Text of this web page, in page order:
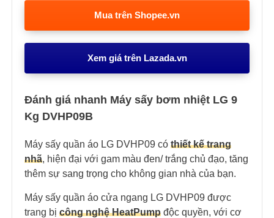
Mua trên Shopee.vn
Xem giá trên Lazada.vn
Đánh giá nhanh Máy sấy bơm nhiệt LG 9
Kg DVHP09B
Máy sấy quần áo LG DVHP09 có thiết kế trang
nhã, hiện đại với gam màu đen/ trắng chủ đạo, tăng
thêm sự sang trọng cho không gian nhà của bạn.
Máy sấy quần áo cửa ngang LG DVHP09 được
trang bị công nghệ HeatPump độc quyền, với cơ